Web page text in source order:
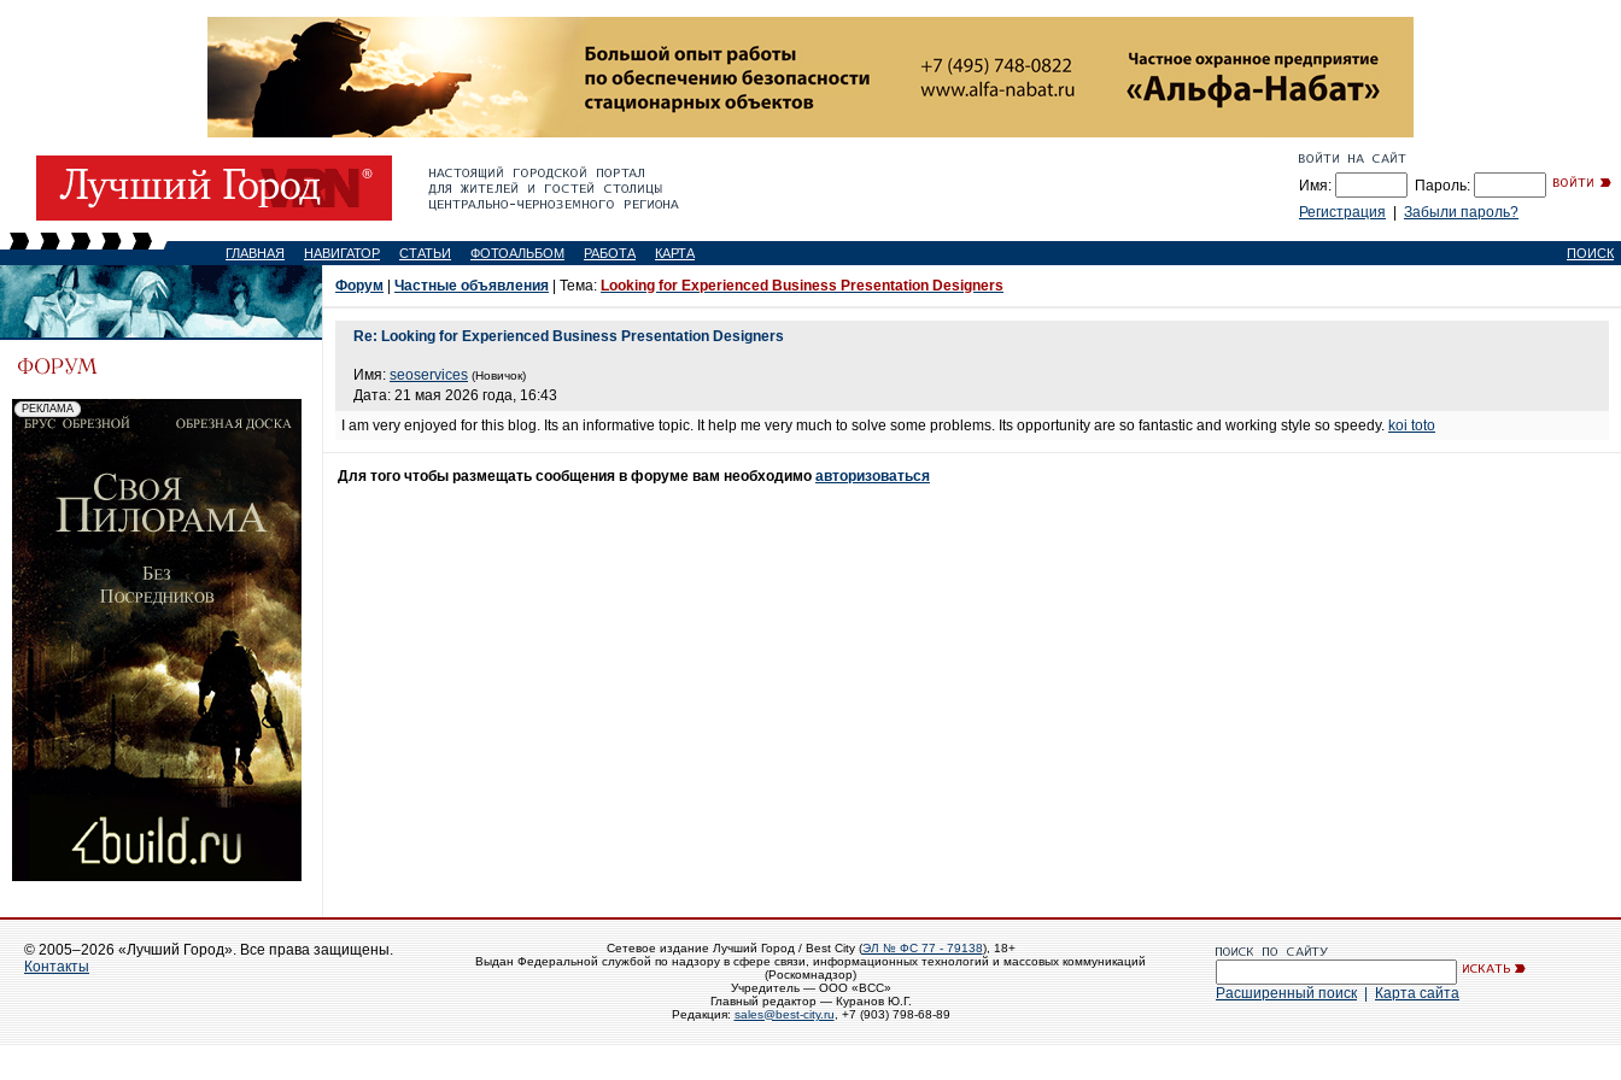
Имя:
Пароль:
Регистрация
Забыли пароль?
ГЛАВНАЯ НАВИГАТОР СТАТЬИ ФОТОАЛЬБОМ РАБОТА КАРТА ПОИСК
Форум Частные объявления | Тема: Looking for Experienced Business Presentation Designers
Re: Looking for Experienced Business Presentation Designers
Имя: seoservices (Новичок)
Дата: 21 мая 2026 года, 16:43
I am very enjoyed for this blog. Its an informative topic. It help me very much to solve some problems. Its opportunity are so fantastic and working style so speedy. koi toto
Для того чтобы размещать сообщения в форуме вам необходимо авторизоваться
© 2005–2026 «Лучший Город». Все права защищены.
Контакты
Сетевое издание Лучший Город / Best City (ЭЛ № ФС 77 - 79138), 18+
Выдан Федеральной службой по надзору в сфере связи, информационных технологий и массовых коммуникаций
(Роскомнадзор)
Учредитель — ООО «ВСС»
Главный редактор — Куранов Ю.Г.
Редакция: sales@best-city.ru , +7 (903) 798-68-89
Расширенный поиск Карта сайта